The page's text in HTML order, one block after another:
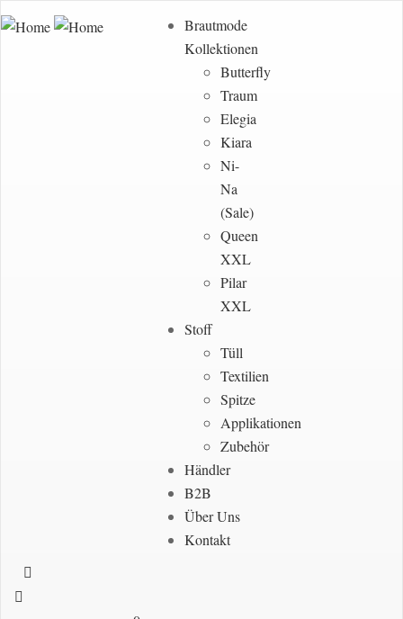
Brautmode
Kollektionen
Butterfly
Traum
Elegia
Kiara
Ni-
Na
(Sale)
Queen
XXL
Pilar
XXL
Stoff
Tüll
Textilien
Spitze
Applikationen
Zubehör
Händler
B2B
Über Uns
Kontakt